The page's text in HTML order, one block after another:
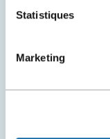
Statistiques
Marketing
Restez à l'affût
COURRIEL